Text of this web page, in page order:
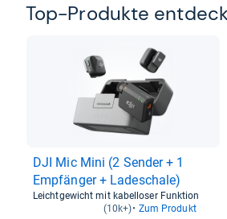
Top-​Pro­dukte
DJI Mic Mini (2 Sen­der + 1
Emp­fän­ger + Lade­schale)
Leichtgewicht mit kabelloser Funktion
(10k+)
Zum Produkt